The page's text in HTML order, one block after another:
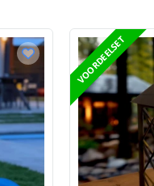
-
(max)
-
uit
Ja
-
VOORDEELSET